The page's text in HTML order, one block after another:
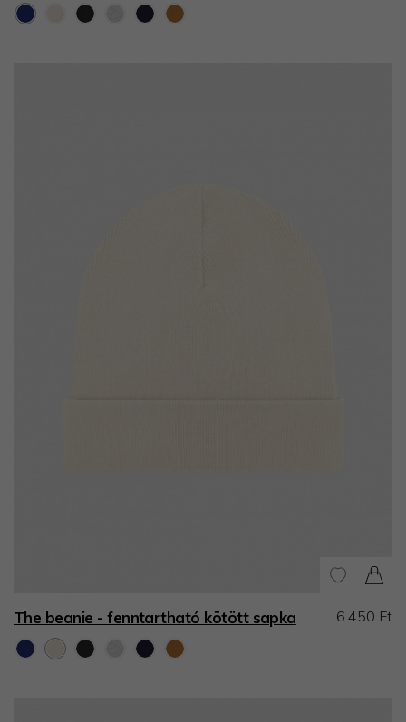
The beanie - fenntartható kötött sapka 6.450 Ft